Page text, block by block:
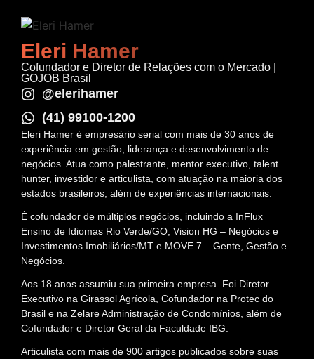
Eleri Hamer
Cofundador e Diretor de Relações com o Mercado |
GOJOB Brasil
@elerihamer
(41) 99100-1200
Eleri Hamer é empresário serial com mais de 30 anos de
experiência em gestão, liderança e desenvolvimento de
negócios. Atua como palestrante, mentor executivo, talent
hunter, investidor e articulista, com atuação na maioria dos
estados brasileiros, além de experiências internacionais.
É cofundador de múltiplos negócios, incluindo a InFlux
Ensino de Idiomas Rio Verde/GO, Vision HG – Negócios e
Investimentos Imobiliários/MT e MOVE 7 – Gente, Gestão e
Negócios.
Aos 18 anos assumiu sua primeira empresa. Foi Diretor
Executivo na Girassol Agrícola, Cofundador na Protec do
Brasil e na Zelare Administração de Condomínios, além de
Cofundador e Diretor Geral da Faculdade IBG.
Articulista com mais de 900 artigos publicados sobre suas